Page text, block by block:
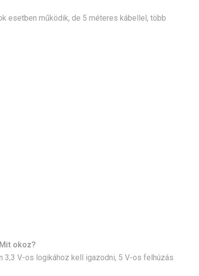
esetben működik, de 5 méteres kábellel, több
Mit okoz?
3,3 V-os logikához kell igazodni, 5 V-os felhúzás